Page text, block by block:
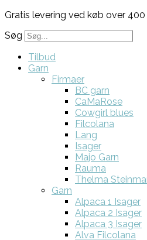
Gratis levering ved køb over 400
Søg
Tilbud
Garn
Firmaer
BC garn
CaMaRose
Cowgirl blues
Filcolana
Lang
Isager
Majo Garn
Rauma
Thelma
Garn
Alpaca 1 Isager
Alpaca 2 Isager
Alpaca 3 Isager
Alva Filcolana